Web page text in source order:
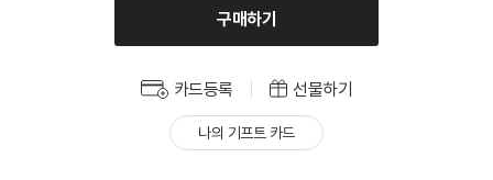
구매하기
카드등록 선물하기
나의 기프트 카드